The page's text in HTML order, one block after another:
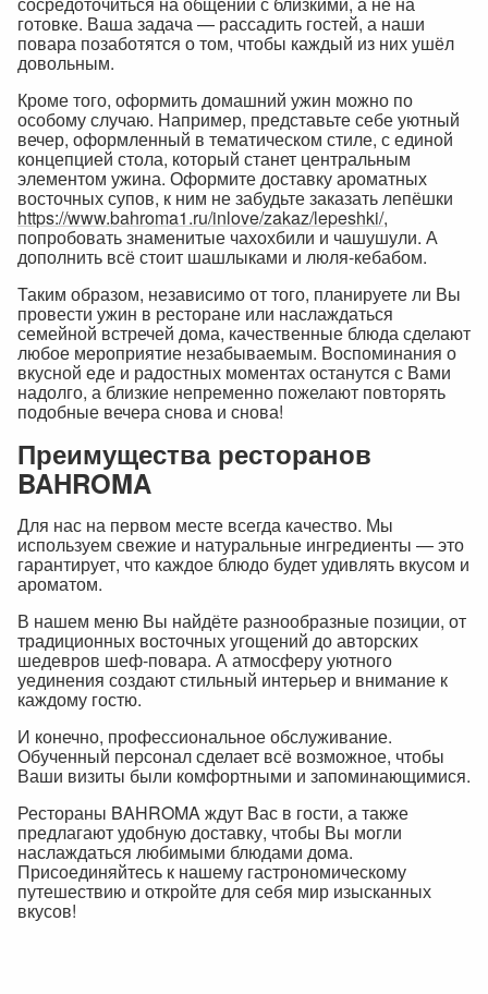
готовке. Ваша задача — рассадить гостей, а наши
повара позаботятся о том, чтобы каждый из них ушёл
довольным.
Кроме того, оформить домашний ужин можно по
особому случаю. Например, представьте себе уютный
вечер, оформленный в тематическом стиле, с единой
концепцией стола, который станет центральным
элементом ужина. Оформите доставку ароматных
восточных супов, к ним не забудьте заказать лепёшки
https://www.bahroma1.ru/inlove/zakaz/lepeshki/,
попробовать знаменитые чахохбили и чашушули. А
дополнить всё стоит шашлыками и люля-кебабом.
Таким образом, независимо от того, планируете ли Вы
провести ужин в ресторане или наслаждаться
семейной встречей дома, качественные блюда сделают
любое мероприятие незабываемым. Воспоминания о
вкусной еде и радостных моментах останутся с Вами
надолго, а близкие непременно пожелают повторять
подобные вечера снова и снова!
Преимущества ресторанов
BAHROMA
Для нас на первом месте всегда качество. Мы
используем свежие и натуральные ингредиенты — это
гарантирует, что каждое блюдо будет удивлять вкусом и
ароматом.
В нашем меню Вы найдёте разнообразные позиции, от
традиционных восточных угощений до авторских
шедевров шеф-повара. А атмосферу уютного
уединения создают стильный интерьер и внимание к
каждому гостю.
И конечно, профессиональное обслуживание.
Обученный персонал сделает всё возможное, чтобы
Ваши визиты были комфортными и запоминающимися.
Рестораны BAHROMA ждут Вас в гости, а также
предлагают удобную доставку, чтобы Вы могли
наслаждаться любимыми блюдами дома.
Присоединяйтесь к нашему гастрономическому
путешествию и откройте для себя мир изысканных
вкусов!